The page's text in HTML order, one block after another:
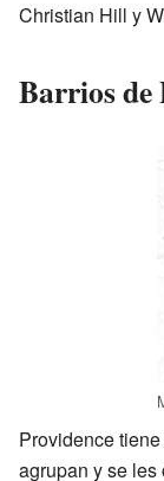
Christian Hill y
Barrios de
Providence
agrupan y se